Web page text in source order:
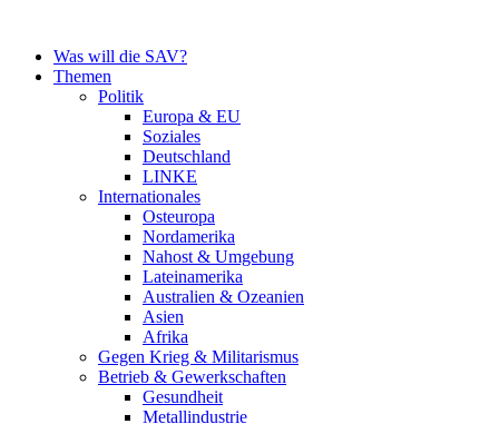
springenWas will die SAV?
Themen
Politik
Europa & EU
Soziales
Deutschland
LINKE
Internationales
Osteuropa
Nordamerika
Nahost & Umgebung
Lateinamerika
Australien & Ozeanien
Asien
Afrika
Gegen Krieg & Militarismus
Betrieb & Gewerkschaften
Gesundheit
Metallindustrie